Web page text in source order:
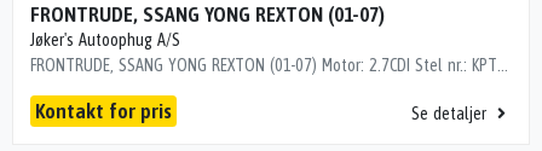
FRONTRUDE, SSANG YONG REXTON (01-07)
Jøker's Autoophug A/S
Kontakt for pris Se detaljer